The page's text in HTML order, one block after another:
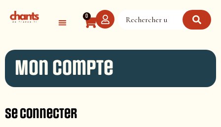
0
Mon compte
Se connecter